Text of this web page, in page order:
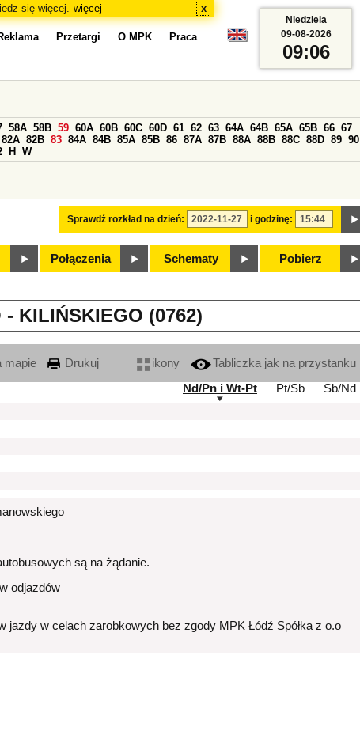
się więcej. więcej x
Przetargi O MPK Praca
Sprawdź rozkład na dzień: i godzinę:
58A 58B 59 60A 60B 60C 60D 61 62 63 64A 64B 65A 65B 66 67
82A 82B 83 84A 84B 85A 85B 86 87A 87B 88A 88B 88C 88D 89 90
H W
Połączenia Schematy Pobierz
Niedziela
09-08-2026
09:06
KILIŃSKIEGO (0762)
mapie Drukuj ikony
Tabliczka jak na przystanku
Nd/Pn i Wt-Pt
Pt/Sb
Sb/Nd
są na żądanie.
odjazdów
jazdy w celach zarobkowych bez zgody MPK Łódź Spółka z o.o